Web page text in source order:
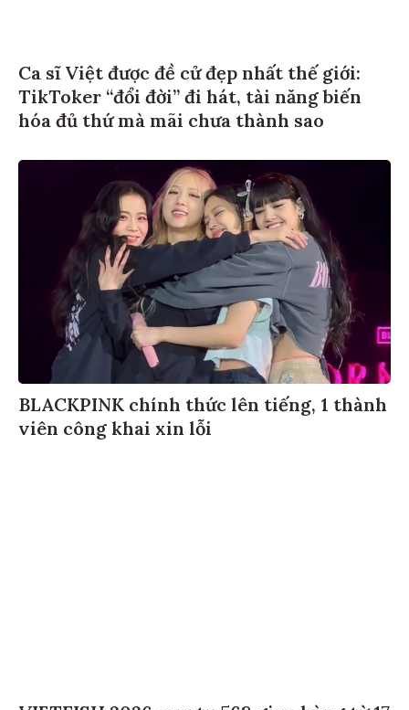
Ca sĩ Việt được đề cử đẹp nhất thế giới:
TikToker “đổi đời” đi hát, tài năng biến
hóa đủ thứ mà mãi chưa thành sao
BLACKPINK chính thức lên tiếng, 1 thành
viên công khai xin lỗi